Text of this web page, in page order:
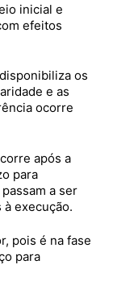
inicial e
efeitos
os
e as
ocorre
após a
para
a ser
execução.
pois é na fase
para